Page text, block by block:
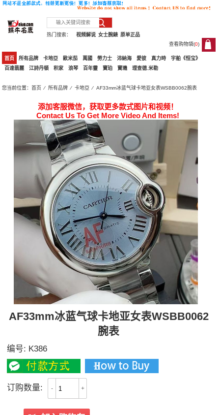
热门搜索： 原单正品
女士腕錶
视频解说
查看购物袋(0)
0
首页 所有品牌 卡地亞 歐米茄 萬國 勞力士 沛納海 愛彼 真力時
宇舶《恒宝》
百達翡麗
江詩丹頓 积家 浪琴 百年靈 寶珀 寶璣 理查德.米勒
您当前位置：首页 ⁄所有品牌 ⁄卡地亞 ⁄ AF33mm冰蓝气球卡地亚女表WSBB0062腕表
添加客服微信，获取更多款式图片和视频！
Contact Us To Get More Video And Items!
AF33mm冰蓝气球卡地亚女表WSBB0062
腕表
编号: K386
订购数量: - +